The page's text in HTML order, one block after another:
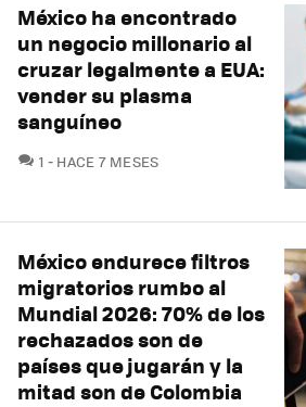
México ha encontrado
un negocio millonario al
cruzar legalmente a EUA:
vender su plasma
sanguíneo
1 COMENTARIOS
HACE 7 MESES
México endurece filtros
migratorios rumbo al
Mundial 2026: 70% de los
rechazados son de
países que jugarán y la
mitad son de Colombia